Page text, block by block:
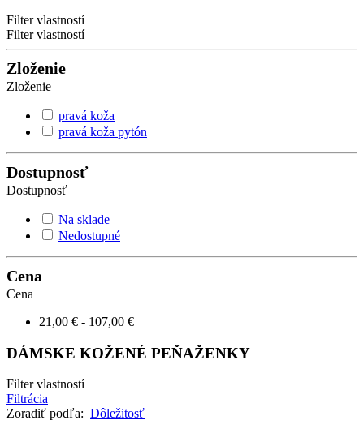
Filter vlastností
Filter vlastností
Zloženie
Zloženie
pravá koža
pravá koža pytón
Dostupnosť
Dostupnosť
Na sklade
Nedostupné
Cena
Cena
21,00 € - 107,00 €
DÁMSKE KOŽENÉ PEŇAŽENKY
Filter vlastností
Filtrácia
Zoradiť podľa: Dôležitosť